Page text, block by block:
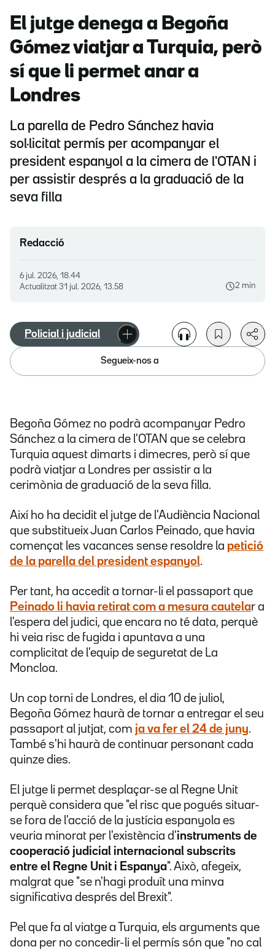
El jutge denega a Begoña
Gómez viatjar a Turquia, però
sí que li permet anar a
Londres
La parella de Pedro Sánchez havia
sol·licitat permís per acompanyar el
president espanyol a la cimera de l'OTAN i
per assistir després a la graduació de la
seva filla
Redacció
6 jul. 2026, 18.44
Actualitzat 31 jul. 2026, 13.58 2 min
Policial i judicial
Segueix-nos a
Begoña Gómez no podrà acompanyar Pedro
Sánchez a la cimera de l'OTAN que se celebra
Turquia aquest dimarts i dimecres, però sí que
podrà viatjar a Londres per assistir a la
cerimònia de graduació de la seva filla.
Així ho ha decidit el jutge de l'Audiència Nacional
que substitueix Juan Carlos Peinado, que havia
començat les vacances sense resoldre la petició
de la parella del president espanyol.
Per tant, ha accedit a tornar-li el passaport que
Peinado li havia retirat com a mesura cautelar a
l'espera del judici, que encara no té data, perquè
hi veia risc de fugida i apuntava a una
complicitat de l'equip de seguretat de La
Moncloa.
Un cop torni de Londres, el dia 10 de juliol,
Begoña Gómez haurà de tornar a entregar el seu
passaport al jutjat, com ja va fer el 24 de juny.
També s'hi haurà de continuar personant cada
quinze dies.
El jutge li permet desplaçar-se al Regne Unit
perquè considera que "el risc que pogués situar-
se fora de l'acció de la justícia espanyola es
veuria minorat per l'existència d'instruments de
cooperació judicial internacional subscrits
entre el Regne Unit i Espanya". Això, afegeix,
malgrat que "se n'hagi produït una minva
significativa després del Brexit".
Pel que fa al viatge a Turquia, els arguments que
dona per no concedir-li el permís són que "no cal